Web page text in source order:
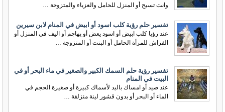
وانت تسبح أو المنزل للحامل والعزباء والمتزوجة …
تفسير حلم رؤية كلب اسود أو ابيض في المنام لابن سيرين
عند رؤيا كلب ابيض أو اسود يعض أو يهاجم أو اليف في المنزل أو
الفراش للمرأة الحامل أو البنت أو المتزوجة …
تفسير رؤية حلم السمك الكبير والصغير في ماء البحر أو في
البيت في المنام
عند صيد أو امساك باليد لأسماك كبيرة أو صغيرة الحجم في
الماء أو البحر أو بدون قشور لينة منزلقة …